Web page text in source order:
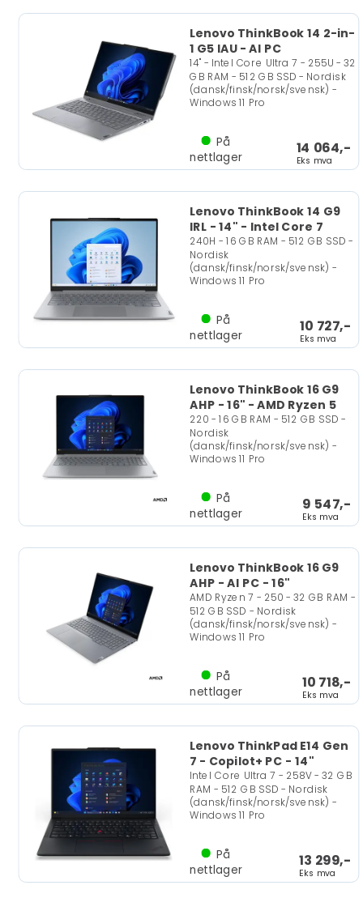
Lenovo ThinkBook 14 2-in-
1 G5 IAU - AI PC
14" - Intel Core Ultra 7 - 255U - 32
GB RAM - 512 GB SSD - Nordisk
(dansk/finsk/norsk/svensk) -
Windows 11 Pro
14 064,-
Eks mva
På
nettlager
Lenovo ThinkBook 14 G9
IRL - 14" - Intel Core 7
240H - 16 GB RAM - 512 GB SSD -
Nordisk
(dansk/finsk/norsk/svensk) -
Windows 11 Pro
10 727,-
Eks mva
På
nettlager
Lenovo ThinkBook 16 G9
AHP - 16" - AMD Ryzen 5
220 - 16 GB RAM - 512 GB SSD -
Nordisk
(dansk/finsk/norsk/svensk) -
Windows 11 Pro
9 547,-
Eks mva
På
nettlager
Lenovo ThinkBook 16 G9
AHP - AI PC - 16"
AMD Ryzen 7 - 250 - 32 GB RAM -
512 GB SSD - Nordisk
(dansk/finsk/norsk/svensk) -
Windows 11 Pro
10 718,-
Eks mva
På
nettlager
Lenovo ThinkPad E14 Gen
7 - Copilot+ PC - 14"
Intel Core Ultra 7 - 258V - 32 GB
RAM - 512 GB SSD - Nordisk
(dansk/finsk/norsk/svensk) -
Windows 11 Pro
13 299,-
Eks mva
På
nettlager